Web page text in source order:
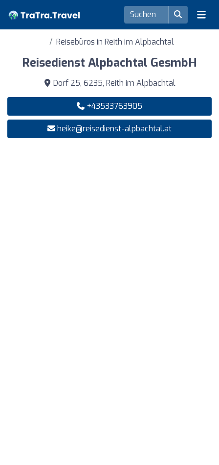
Reisebüros in Reith im Alpbachtal
Reisedienst Alpbachtal GesmbH
Dorf 25, 6235, Reith im Alpbachtal
+43533763905
heike@reisedienst-alpbachtal.at